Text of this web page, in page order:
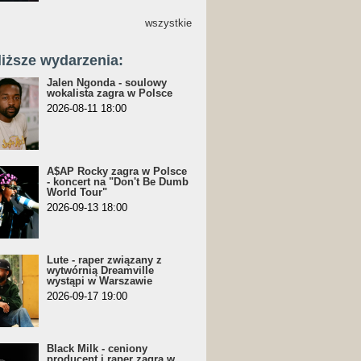
wszystkie
wydarzenia:
Jalen Ngonda - soulowy
wokalista zagra w Polsce
2026-08-11 18:00
A$AP Rocky zagra w Polsce
- koncert na "Don't Be Dumb
World Tour"
2026-09-13 18:00
Lute - raper związany z
wytwórnią Dreamville
wystąpi w Warszawie
2026-09-17 19:00
Black Milk - ceniony